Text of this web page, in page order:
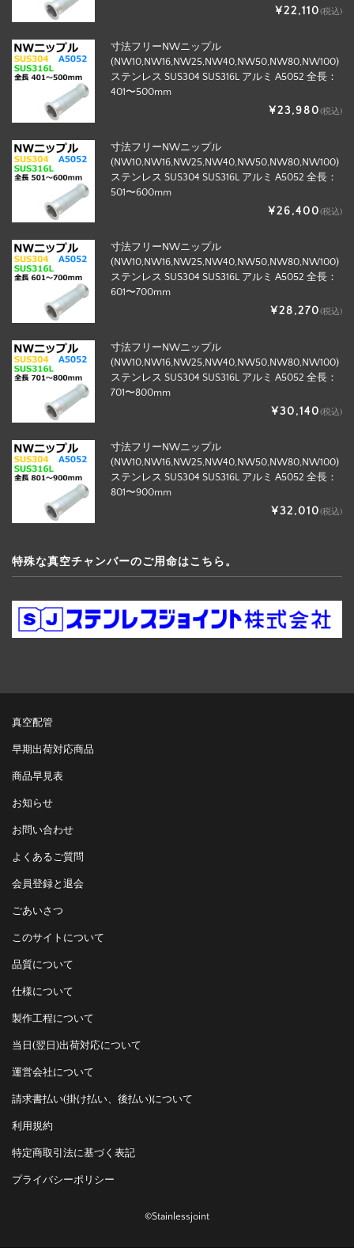
¥22,110(税込)
寸法フリーNWニップル
(NW10,NW16,NW25,NW40,NW50,NW80,NW100)
ステンレス SUS304 SUS316L アルミ A5052 全長：
401〜500mm
¥23,980(税込)
寸法フリーNWニップル
(NW10,NW16,NW25,NW40,NW50,NW80,NW100)
ステンレス SUS304 SUS316L アルミ A5052 全長：
501〜600mm
¥26,400(税込)
寸法フリーNWニップル
(NW10,NW16,NW25,NW40,NW50,NW80,NW100)
ステンレス SUS304 SUS316L アルミ A5052 全長：
601〜700mm
¥28,270(税込)
寸法フリーNWニップル
(NW10,NW16,NW25,NW40,NW50,NW80,NW100)
ステンレス SUS304 SUS316L アルミ A5052 全長：
701〜800mm
¥30,140(税込)
寸法フリーNWニップル
(NW10,NW16,NW25,NW40,NW50,NW80,NW100)
ステンレス SUS304 SUS316L アルミ A5052 全長：
801〜900mm
¥32,010(税込)
特殊な真空チャンバーのご用命はこちら。
真空配管
早期出荷対応商品
商品早見表
お知らせ
お問い合わせ
よくあるご質問
会員登録と退会
ごあいさつ
このサイトについて
品質について
仕様について
製作工程について
当日(翌日)出荷対応について
運営会社について
請求書払い(掛け払い、後払い)について
利用規約
特定商取引法に基づく表記
プライバシーポリシー
©Stainlessjoint